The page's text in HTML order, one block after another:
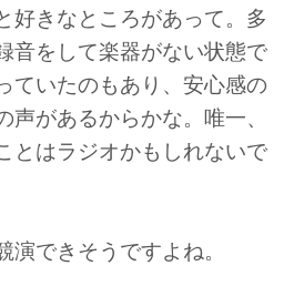
好きなところがあって。多
音をして楽器がない状態で
ていたのもあり、安心感の
があるからかな。唯一、
とはラジオかもしれないで
できそうですよね。